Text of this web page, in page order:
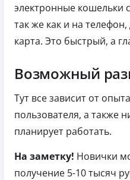
электронные кошельки
так же как и на
карта. Это быстрый, а
Возможный
Тут все зависит от
пользователя, а также
планирует работать.
На заметку! Новички
получение 5-10 тысяч